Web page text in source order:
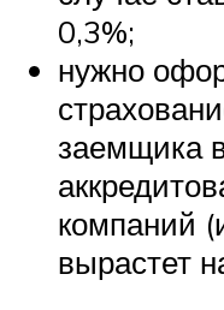
0,3%;
нужно
заемщика
компаний
вырастет